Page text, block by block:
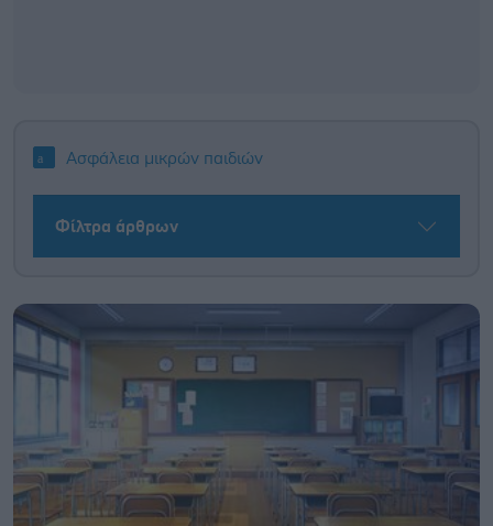
Ασφάλεια μικρών παιδιών
Φίλτρα άρθρων